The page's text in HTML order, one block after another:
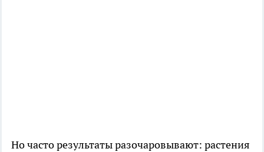
Но часто результаты разочаровывают: растения